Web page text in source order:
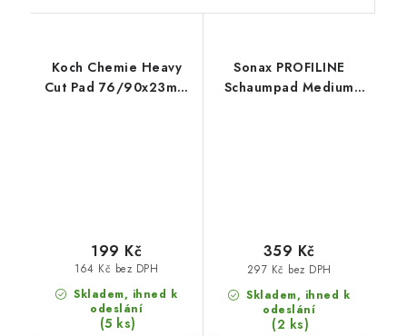
Koch Chemie Heavy
Cut Pad 76/90x23mm
Skladem, ihned k
odeslání
(5 ks)
164 Kč bez DPH
199 Kč
Sonax PROFILINE
Schaumpad Medium
Skladem, ihned k
odeslání
(2 ks)
297 Kč bez DPH
359 Kč